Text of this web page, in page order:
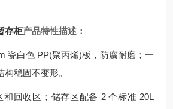
存柜产品特性描述：
瓷白色 PP(聚丙烯)板，防腐耐磨；一
稳固不变形。
和回收区；储存区配备 2 个标准 20L